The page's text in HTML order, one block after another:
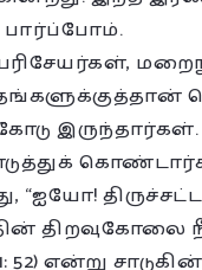
பார்ப்போம்.
“ஐயோ!
52) என்று